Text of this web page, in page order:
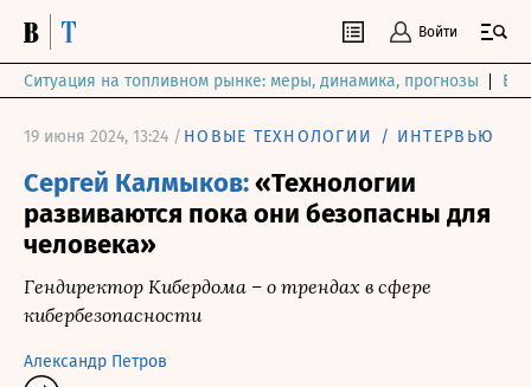
Войти
Ситуация на топливном рынке: меры, динамика, прогнозы
19 июня 2024, 13:24 / НОВЫЕ ТЕХНОЛОГИИ / ИНТЕРВЬЮ
Сергей Калмыков:«Технологии
развиваются пока они безопасны для
человека»
Гендиректор Кибердома – о трендах в сфере
кибербезопасности
Александр Петров